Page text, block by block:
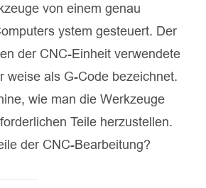
von einem genau
ystem gesteuert. Der
der CNC-Einheit verwendete
weise als G-Code bezeichnet.
wie man die Werkzeuge
Teile herzustellen.
der CNC-Bearbeitung?